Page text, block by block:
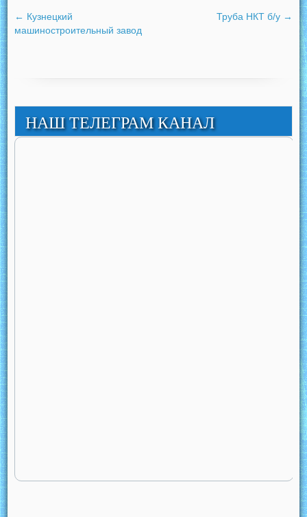
← Кузнецкий
машиностроительный завод
Труба НКТ б/у →
НАШ ТЕЛЕГРАМ КАНАЛ